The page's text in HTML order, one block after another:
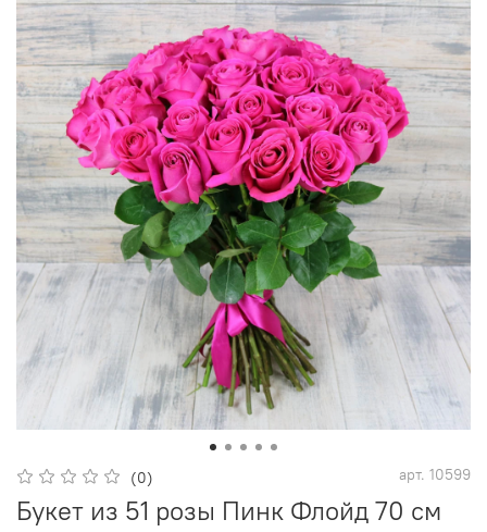
(0) арт. 10599
Букет из 51 розы Пинк Флойд 70 см